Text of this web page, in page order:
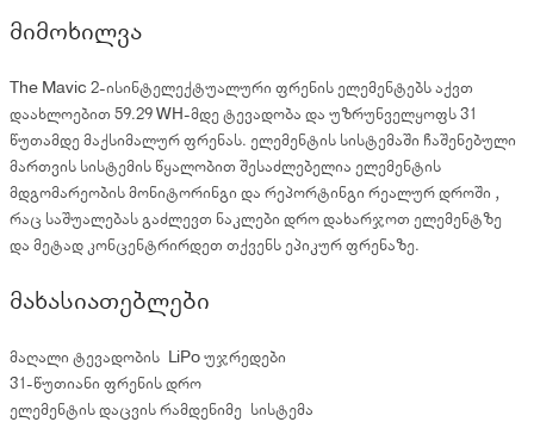
მიმოხილვა
The Mavic 2-ისინტელექტუალური ფრენის ელემენტებს აქვთ
დაახლოებით 59.29 WH-მდე ტევადობა და უზრუნველყოფს 31
წუთამდე მაქსიმალურ ფრენას. ელემენტის სისტემაში ჩაშენებული
მართვის სისტემის წყალობით შესაძლებელია ელემენტის
მდგომარეობის მონიტორინგი და რეპორტინგი რეალურ დროში ,
რაც საშუალებას გაძლევთ ნაკლები დრო დახარჯოთ ელემენტზე
და მეტად კონცენტრირდეთ თქვენს ეპიკურ ფრენაზე.
მახასიათებლები
მაღალი ტევადობის LiPo უჯრედები
31-წუთიანი ფრენის დრო
ელემენტის დაცვის რამდენიმე სისტემა